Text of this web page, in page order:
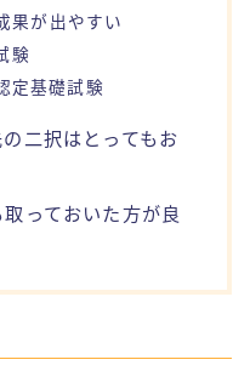
果が出やすい
験
定基礎試験
二択はとってもお
っておいた方が良